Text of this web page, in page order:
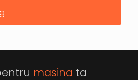
masina ta